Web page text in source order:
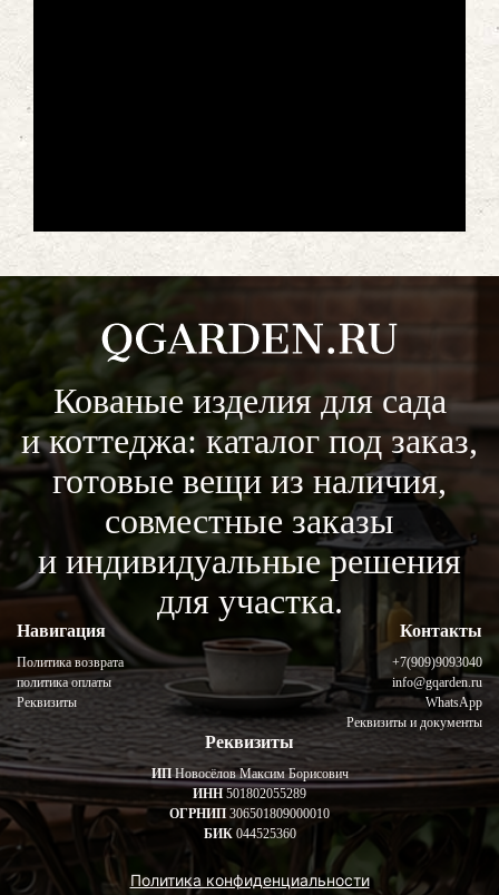
Кованые изделия для сада
и коттеджа: каталог под заказ,
готовые вещи из наличия,
совместные заказы
и индивидуальные решения
для участка.
Навигация
Политика возврата
политика оплаты
Реквизиты
Контакты
+7(909)9093040
info@gqarden.ru
WhatsApp
Реквизиты и документы
Реквизиты
ИПНовосёлов Максим Борисович
ИНН501802055289
ОГРНИП 306501809000010
БИК044525360
Политика конфиденциальности